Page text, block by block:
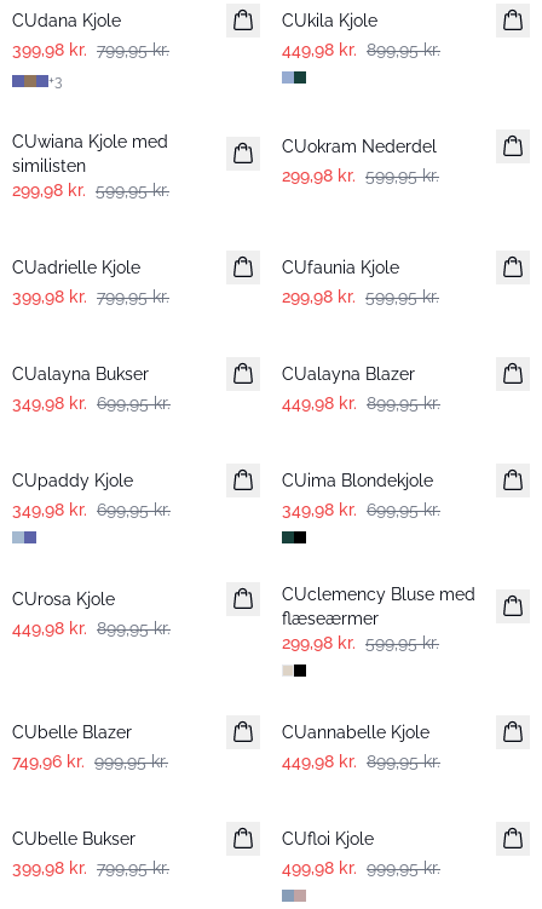
CUdana Kjole
399,98 kr. 799,95 kr.
+3
CUkila Kjole
449,98 kr. 899,95 kr.
CUwiana Kjole med
similisten
299,98 kr. 599,95 kr.
CUokram Nederdel
299,98 kr. 599,95 kr.
CUadrielle Kjole
399,98 kr. 799,95 kr.
CUfaunia Kjole
299,98 kr. 599,95 kr.
CUalayna Bukser
349,98 kr. 699,95 kr.
CUalayna Blazer
449,98 kr. 899,95 kr.
CUpaddy Kjole
349,98 kr. 699,95 kr.
CUima Blondekjole
349,98 kr. 699,95 kr.
-50%
CUrosa Kjole
449,98 kr. 899,95 kr.
-50%
CUclemency Bluse med
flæseærmer
299,98 kr. 599,95 kr.
CUbelle Blazer
749,96 kr. 999,95 kr.
-50%
CUannabelle Kjole
449,98 kr. 899,95 kr.
CUbelle Bukser
399,98 kr. 799,95 kr.
CUfloi Kjole
499,98 kr. 999,95 kr.
-50%